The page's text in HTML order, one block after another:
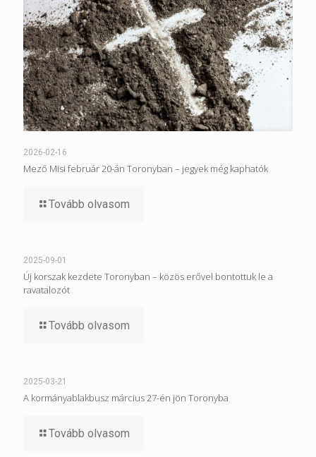
2026-02-16
Mező Misi február 20-án Toronyban – jegyek még kaphatók
Tovább olvasom
2025-09-01
Új korszak kezdete Toronyban – közös erővel bontottuk le a
ravatalozót
Tovább olvasom
2025-03-21
A kormányablakbusz március 27-én jön Toronyba
Tovább olvasom